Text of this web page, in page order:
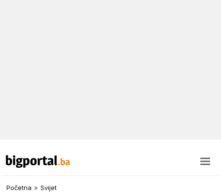
Početna » Svijet